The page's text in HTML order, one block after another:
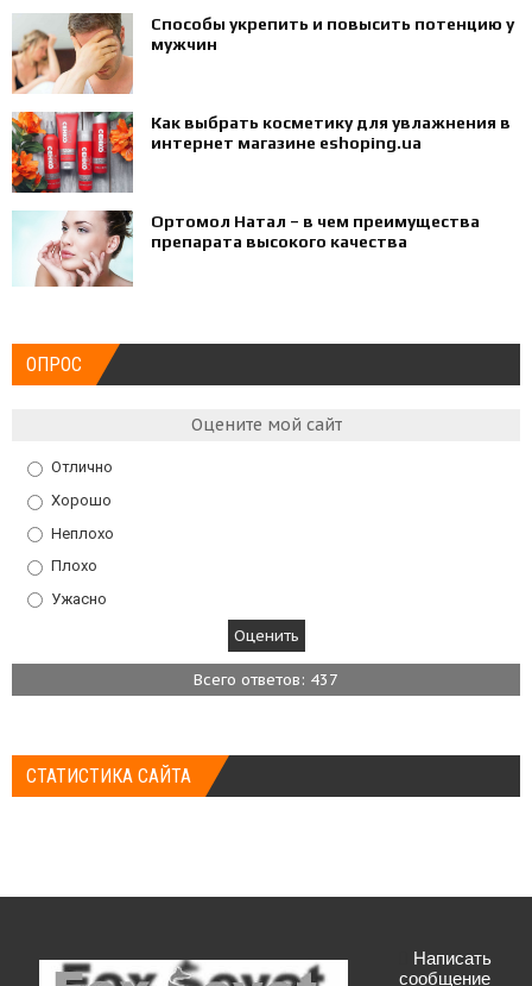
Способы укрепить и повысить потенцию у
мужчин
Как выбрать косметику для увлажнения в
интернет магазине eshoping.ua
Ортомол Натал – в чем преимущества
препарата высокого качества
ОПРОС
Оцените мой сайт
Отлично
Хорошо
Неплохо
Плохо
Ужасно
Всего ответов: 437
СТАТИСТИКА САЙТА
Написать
сообщение